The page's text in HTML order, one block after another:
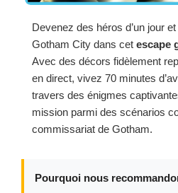
Devenez des héros d’un jour
Gotham City dans cet escape
Avec des décors fidèlement
en direct, vivez 70 minutes
travers des énigmes
mission parmi des scénarios
commissariat de Gotham.
Pourquoi nous